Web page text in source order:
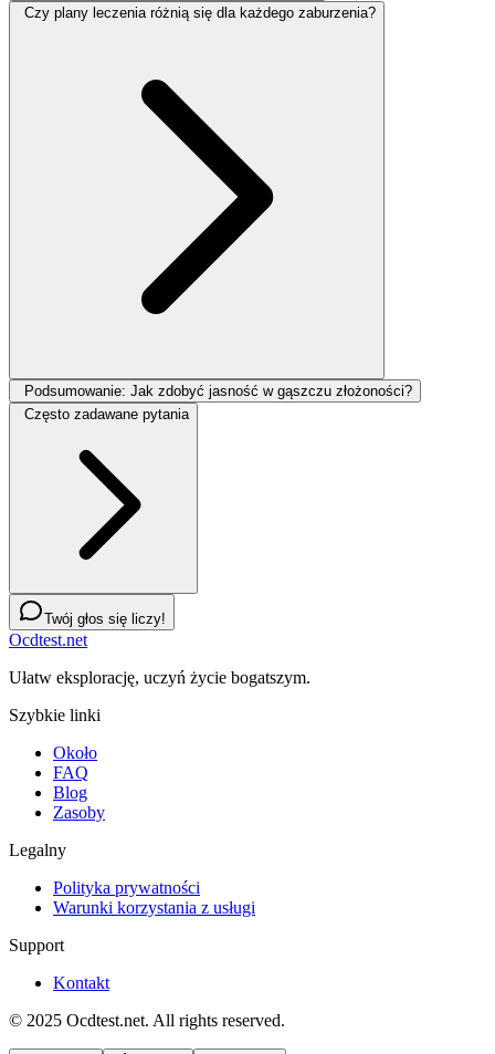
Czy plany leczenia różnią się dla każdego zaburzenia?
Podsumowanie: Jak zdobyć jasność w gąszczu złożoności?
Często zadawane pytania
Twój głos się liczy!
Ocdtest.net
Ułatw eksplorację, uczyń życie bogatszym.
Szybkie linki
Około
FAQ
Blog
Zasoby
Legalny
Polityka prywatności
Warunki korzystania z usługi
Support
Kontakt
© 2025 Ocdtest.net. All rights reserved.